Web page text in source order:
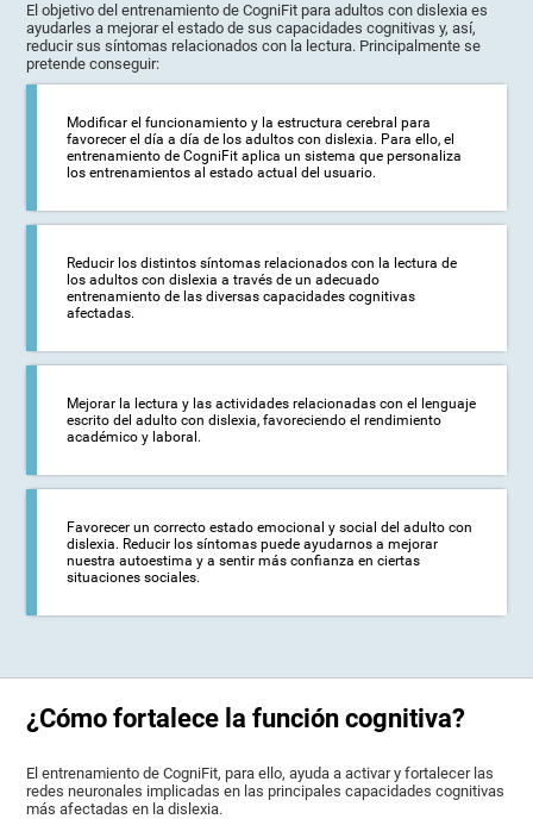
El objetivo del entrenamiento de CogniFit para adultos con dislexia es
ayudarles a mejorar el estado de sus capacidades cognitivas y, así,
reducir sus síntomas relacionados con la lectura. Principalmente se
pretende conseguir:
Modificar el funcionamiento y la estructura cerebral para
favorecer el día a día de los adultos con dislexia. Para ello, el
entrenamiento de CogniFit aplica un sistema que personaliza
los entrenamientos al estado actual del usuario.
Reducir los distintos síntomas relacionados con la lectura de
los adultos con dislexia a través de un adecuado
entrenamiento de las diversas capacidades cognitivas
afectadas.
Mejorar la lectura y las actividades relacionadas con el lenguaje
escrito del adulto con dislexia, favoreciendo el rendimiento
académico y laboral.
Favorecer un correcto estado emocional y social del adulto con
dislexia. Reducir los síntomas puede ayudarnos a mejorar
nuestra autoestima y a sentir más confianza en ciertas
situaciones sociales.
¿Cómo fortalece la función cognitiva?
El entrenamiento de CogniFit, para ello, ayuda a activar y fortalecer las
redes neuronales implicadas en las principales capacidades cognitivas
más afectadas en la dislexia.